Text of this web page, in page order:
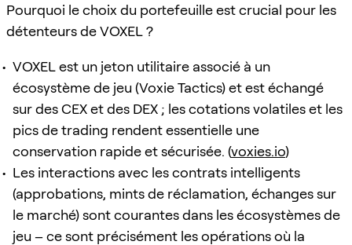
Pourquoi le choix du portefeuille est crucial pour les
détenteurs de VOXEL ?
VOXEL est un jeton utilitaire associé à un
écosystème de jeu (Voxie Tactics) et est échangé
sur des CEX et des DEX ; les cotations volatiles et les
pics de trading rendent essentielle une
conservation rapide et sécurisée. (voxies.io)
Les interactions avec les contrats intelligents
(approbations, mints de réclamation, échanges sur
le marché) sont courantes dans les écosystèmes de
jeu – ce sont précisément les opérations où la